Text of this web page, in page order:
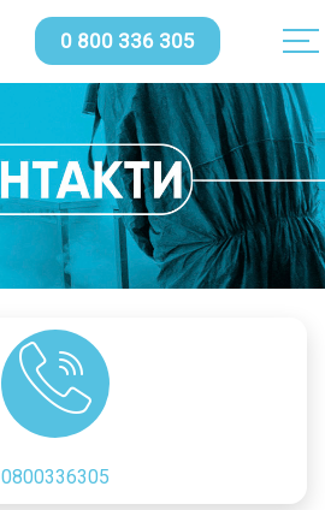
0 800 336 305
0800336305